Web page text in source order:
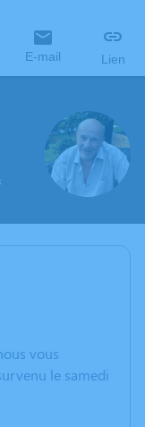
E-mail Lien
vous
le samedi